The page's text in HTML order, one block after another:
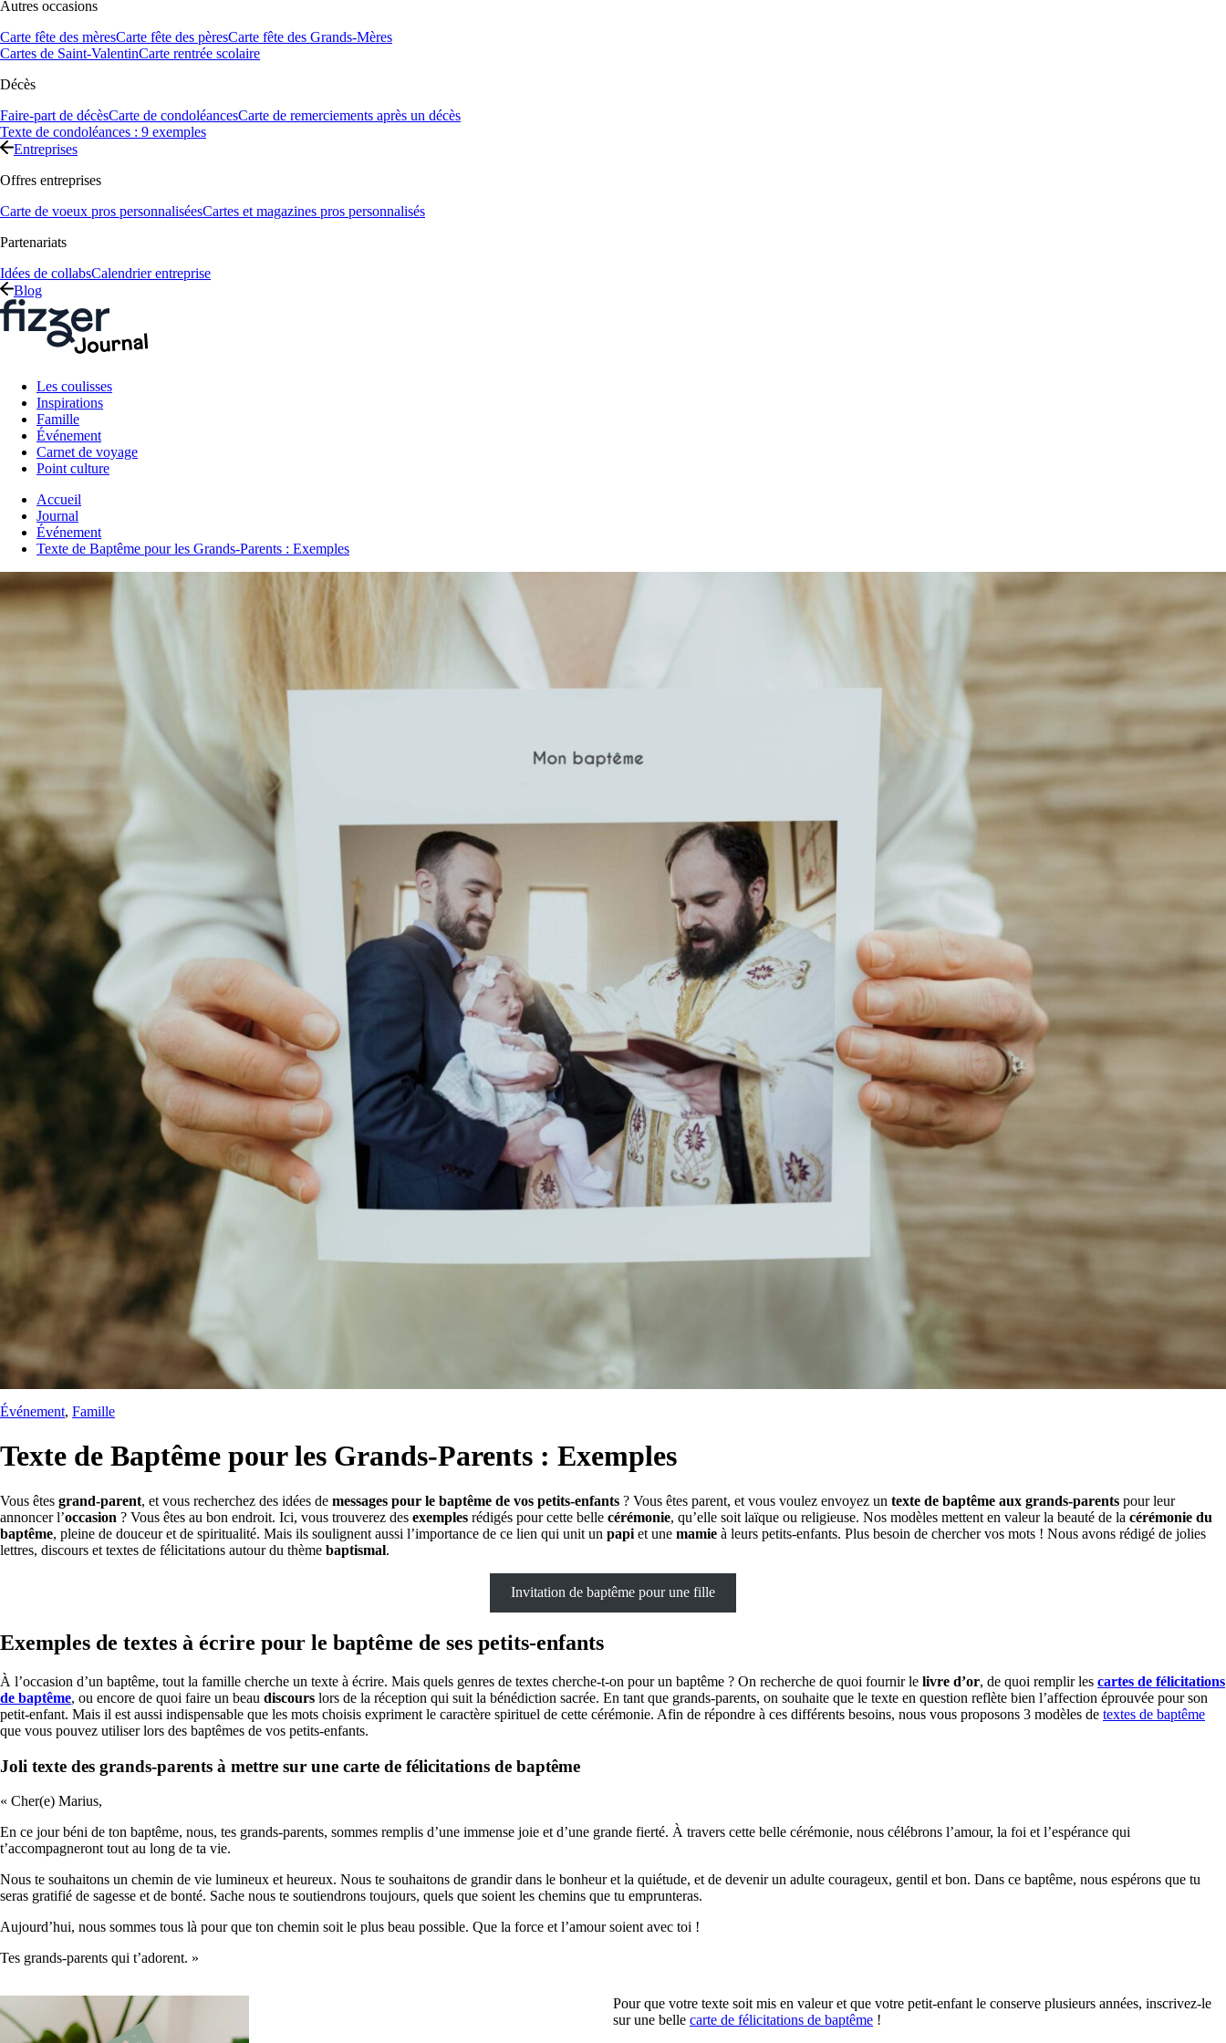
Autres occasions
Carte fête des mèresCarte fête des pèresCarte fête des Grands-Mères
Cartes de Saint-ValentinCarte rentrée scolaire
Décès
Faire-part de décèsCarte de condoléancesCarte de remerciements après un décès
Texte de condoléances : 9 exemples
Entreprises
Offres entreprises
Carte de voeux pros personnaliséesCartes et magazines pros personnalisés
Partenariats
Idées de collabsCalendrier entreprise
Blog
Les coulisses
Inspirations
Famille
Événement
Carnet de voyage
Point culture
Accueil
Journal
Événement
Texte de Baptême pour les Grands-Parents : Exemples
Événement, Famille
Texte de Baptême pour les Grands-Parents : Exemples
Vous êtes grand-parent, et vous recherchez des idées de messages pour le baptême de vos petits-enfants ? Vous êtes parent, et vous voulez envoyez un texte de baptême aux grands-parents pour leur
annoncer l’occasion ? Vous êtes au bon endroit. Ici, vous trouverez des exemples rédigés pour cette belle cérémonie, qu’elle soit laïque ou religieuse. Nos modèles mettent en valeur la beauté de la cérémonie du
baptême, pleine de douceur et de spiritualité. Mais ils soulignent aussi l’importance de ce lien qui unit un papi et une mamie à leurs petits-enfants. Plus besoin de chercher vos mots ! Nous avons rédigé de jolies
lettres, discours et textes de félicitations autour du thème baptismal.
Invitation de baptême pour une fille
Exemples de textes à écrire pour le baptême de ses petits-enfants
À l’occasion d’un baptême, tout la famille cherche un texte à écrire. Mais quels genres de textes cherche-t-on pour un baptême ? On recherche de quoi fournir le livre d’or, de quoi remplir les cartes de félicitations
de baptême, ou encore de quoi faire un beau discours lors de la réception qui suit la bénédiction sacrée. En tant que grands-parents, on souhaite que le texte en question reflète bien l’affection éprouvée pour son
petit-enfant. Mais il est aussi indispensable que les mots choisis expriment le caractère spirituel de cette cérémonie. Afin de répondre à ces différents besoins, nous vous proposons 3 modèles de textes de baptême
que vous pouvez utiliser lors des baptêmes de vos petits-enfants.
Joli texte des grands-parents à mettre sur une carte de félicitations de baptême
« Cher(e) Marius,
En ce jour béni de ton baptême, nous, tes grands-parents, sommes remplis d’une immense joie et d’une grande fierté. À travers cette belle cérémonie, nous célébrons l’amour, la foi et l’espérance qui
t’accompagneront tout au long de ta vie.
Nous te souhaitons un chemin de vie lumineux et heureux. Nous te souhaitons de grandir dans le bonheur et la quiétude, et de devenir un adulte courageux, gentil et bon. Dans ce baptême, nous espérons que tu
seras gratifié de sagesse et de bonté. Sache nous te soutiendrons toujours, quels que soient les chemins que tu emprunteras.
Aujourd’hui, nous sommes tous là pour que ton chemin soit le plus beau possible. Que la force et l’amour soient avec toi !
Tes grands-parents qui t’adorent. »
Pour que votre texte soit mis en valeur et que votre petit-enfant le conserve plusieurs années, inscrivez-le
sur une belle carte de félicitations de baptême !